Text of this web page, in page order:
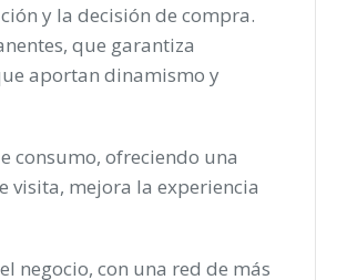
y la decisión de compra.
que garantiza
aportan dinamismo y
consumo, ofreciendo una
visita, mejora la experiencia
negocio, con una red de más